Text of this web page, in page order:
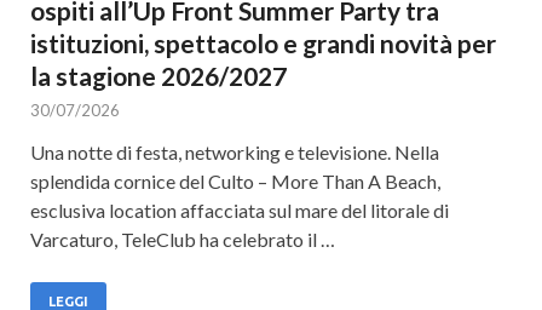
ospiti all’Up Front Summer Party tra
istituzioni, spettacolo e grandi novità per
la stagione 2026/2027
30/07/2026
Una notte di festa, networking e televisione. Nella
splendida cornice del Culto – More Than A Beach,
esclusiva location affacciata sul mare del litorale di
Varcaturo, TeleClub ha celebrato il …
LEGGI